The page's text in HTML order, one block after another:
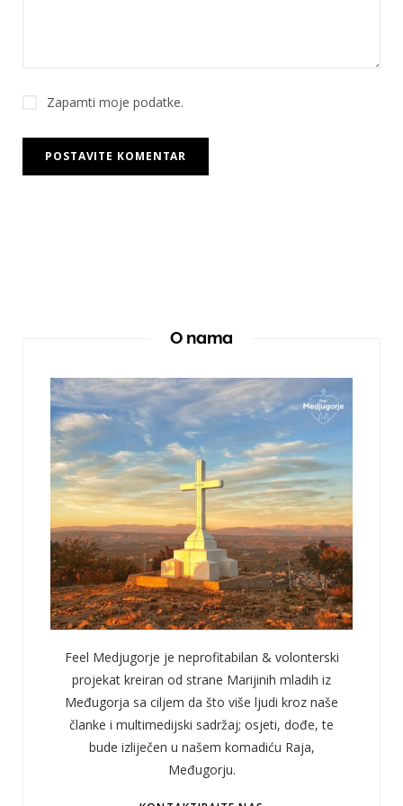
Zapamti moje podatke.
O nama
Feel Medjugorje je neprofitabilan & volonterski
projekat kreiran od strane Marijinih mladih iz
Međugorja sa ciljem da što više ljudi kroz naše
članke i multimedijski sadržaj; osjeti, dođe, te
bude izliječen u našem komadiću Raja,
Međugorju.